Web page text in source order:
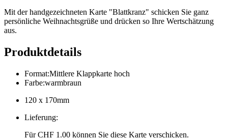
Mit der handgezeichneten Karte "Blattkranz" schicken Sie ganz
persönliche Weihnachtsgrüße und drücken so Ihre Wertschätzung
aus.
Produktdetails
Format:Mittlere Klappkarte hoch
Farbe:warmbraun
120 x 170mm
Lieferung:
Für CHF 1.00 können Sie diese Karte verschicken.